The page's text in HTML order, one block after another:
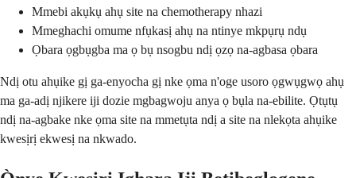
Mmebi akụkụ ahụ site na chemotherapy nhazi
Mmeghachi omume nfụkasị ahụ na ntinye mkpụrụ ndụ
Ọbara ọgbụgba ma ọ bụ nsogbu ndị ọzọ na-agbasa ọbara
Ndị otu ahụike gị ga-enyocha gị nke ọma n'oge usoro ọgwụgwọ ahụ
ma ga-adị njikere iji dozie mgbagwoju anya ọ bụla na-ebilite. Ọtụtụ
ndị na-agbake nke ọma site na mmetụta ndị a site na nlekọta ahụike
kwesịrị ekwesị na nkwado.